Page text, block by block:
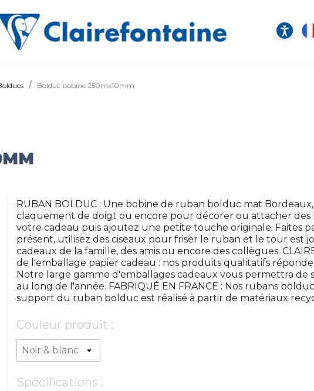
Bolduc bobine 250mx10mm
RUBAN BOLDUC : Une bobine de ruban bolduc mat
claquement de doigt ou encore pour décorer ou attacher des
votre cadeau puis ajoutez une petite touche originale. Faites
présent, utilisez des ciseaux pour friser le ruban et le tour est
cadeaux de la famille, des amis ou encore des collègues.
de l'emballage papier cadeau : nos produits qualitatifs
Notre large gamme d'emballages cadeaux vous permettra
au long de l'année. FABRIQUÉ EN FRANCE : Nos rubans
support du ruban bolduc est réalisé à partir de matériaux
Couleur produit :
Spécifications :